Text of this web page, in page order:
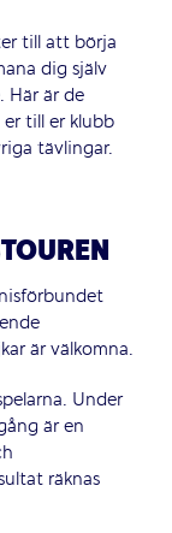
till att börja
dig själv
Här är de
till er klubb
tävlingar.
är välkomna.
Under
är en
räknas